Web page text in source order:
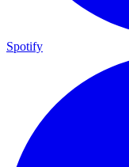
Spotify